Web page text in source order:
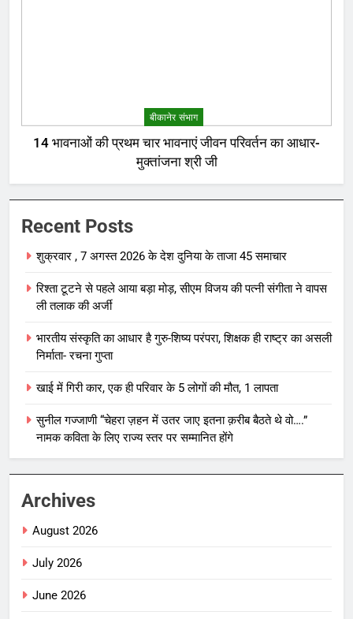
बीकानेर संभाग
14 भावनाओं की प्रथम चार भावनाएं जीवन परिवर्तन का आधार-
मुक्तांजना श्री जी
Recent Posts
शुक्रवार , 7 अगस्त 2026 के देश दुनिया के ताजा 45 समाचार
रिश्ता टूटने से पहले आया बड़ा मोड़, सीएम विजय की पत्नी संगीता ने वापस
ली तलाक की अर्जी
भारतीय संस्कृति का आधार है गुरु-शिष्य परंपरा, शिक्षक ही राष्ट्र का असली
निर्माता- रचना गुप्ता
खाई में गिरी कार, एक ही परिवार के 5 लोगों की मौत, 1 लापता
सुनील गज्जाणी “चेहरा ज़हन में उतर जाए इतना क़रीब बैठते थे वो….”
नामक कविता के लिए राज्य स्तर पर सम्मानित होंगे
Archives
August 2026
July 2026
June 2026